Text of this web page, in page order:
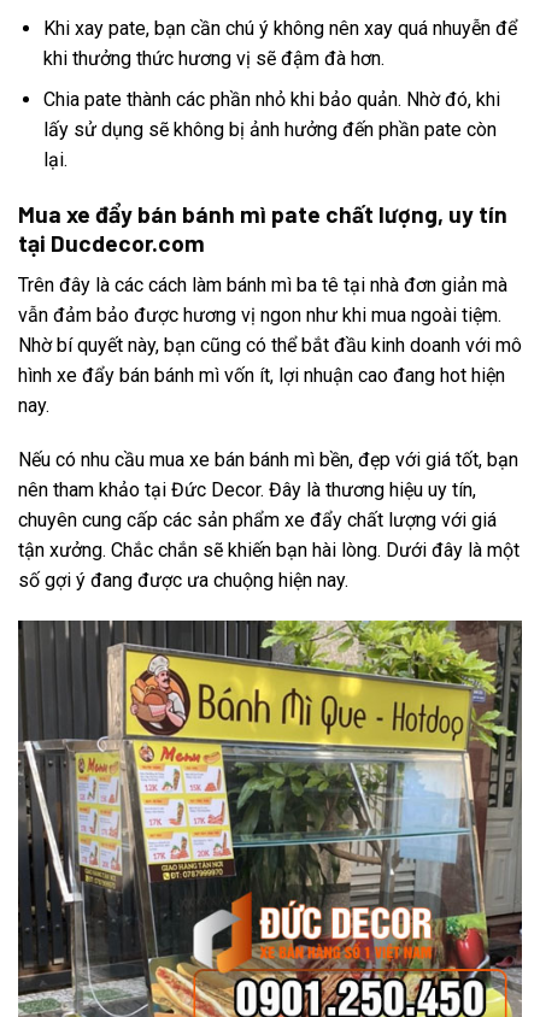
Khi xay pate, bạn cần chú ý không nên xay quá nhuyễn để
khi thưởng thức hương vị sẽ đậm đà hơn.
Chia pate thành các phần nhỏ khi bảo quản. Nhờ đó, khi
lấy sử dụng sẽ không bị ảnh hưởng đến phần pate còn
lại.
Mua xe đẩy bán bánh mì pate chất lượng, uy tín
tại Ducdecor.com
Trên đây là các cách làm bánh mì ba tê tại nhà đơn giản mà
vẫn đảm bảo được hương vị ngon như khi mua ngoài tiệm.
Nhờ bí quyết này, bạn cũng có thể bắt đầu kinh doanh với mô
hình xe đẩy bán bánh mì vốn ít, lợi nhuận cao đang hot hiện
nay.
Nếu có nhu cầu mua xe bán bánh mì bền, đẹp với giá tốt, bạn
nên tham khảo tại Đức Decor. Đây là thương hiệu uy tín,
chuyên cung cấp các sản phẩm xe đẩy chất lượng với giá
tận xưởng. Chắc chắn sẽ khiến bạn hài lòng. Dưới đây là một
số gợi ý đang được ưa chuộng hiện nay.